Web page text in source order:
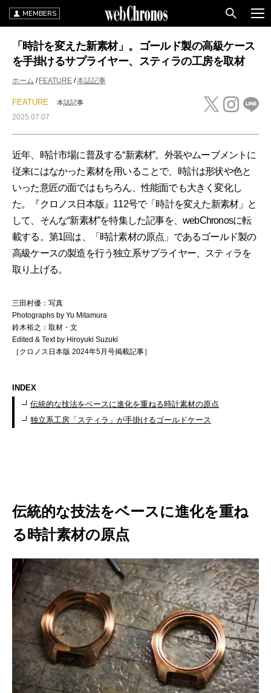
MEMBERS
「時計を変えた新素材」。ゴールド製の高級ケース
を手掛けるサプライヤー、スティラの工房を取材
ホーム FEATURE 本誌記事
FEATURE 本誌記事
2025.07.07
近年、時計市場に普及する“新素材”。外装やムーブメントに
従来にはなかった素材を用いることで、時計は形状や色と
いった意匠の面ではもちろん、性能面でも大きく変化し
た。『クロノス日本版』112号で「時計を変えた新素材」と
して、そんな“新素材”を特集した記事を、webChronosに転
載する。第1回は、「時計素材の原点」であるゴールド製の
高級ケースの製造を行う独立系サプライヤー、スティラを
取り上げる。
三田村優：写真
Photographs by Yu Mitamura
鈴木裕之：取材・文
Edited & Text by Hiroyuki Suzuki
［クロノス日本版 2024年5月号掲載記事］
INDEX
伝統的な技法をベースに進化を重ねる時計素材の原点
独立系工房「スティラ」が手掛けるゴールドケース
伝統的な技法をベースに進化を重ね
る時計素材の原点